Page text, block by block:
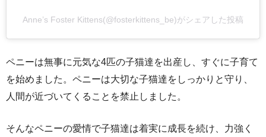
Anne’s Foster Kittens(@fosterkittens_be)がシェアした投稿
ペニーは無事に元気な4匹の子猫達を出産し、すぐに子育て
を始めました。ペニーは大切な子猫達をしっかりと守り、
人間が近づいてくることを禁止しました。
そんなペニーの愛情で子猫達は着実に成長を続け、力強く